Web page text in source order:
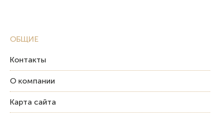
ОБЩИЕ
Контакты
О компании
Карта сайта